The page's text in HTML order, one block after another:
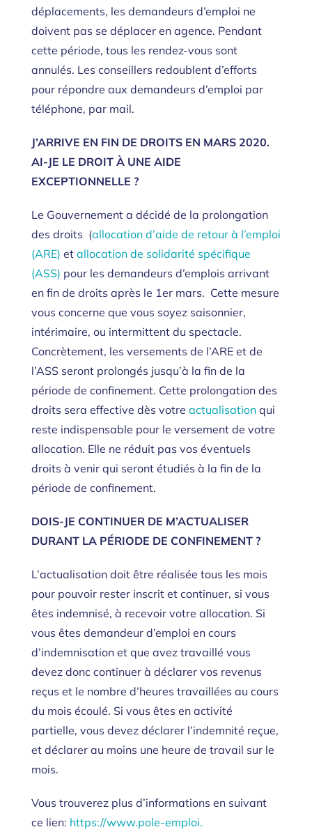
déplacements, les demandeurs d’emploi ne
doivent pas se déplacer en agence. Pendant
cette période, tous les rendez-vous sont
annulés. Les conseillers redoublent d’efforts
pour répondre aux demandeurs d’emploi par
téléphone, par mail.
J’ARRIVE EN FIN DE DROITS EN MARS 2020.
AI-JE LE DROIT À UNE AIDE
EXCEPTIONNELLE ?
Le Gouvernement a décidé de la prolongation
des droits (allocation d’aide de retour à l’emploi
(ARE) et allocation de solidarité spécifique
(ASS) pour les demandeurs d’emplois arrivant
en fin de droits après le 1er mars. Cette mesure
vous concerne que vous soyez saisonnier,
intérimaire, ou intermittent du spectacle.
Concrètement, les versements de l’ARE et de
l’ASS seront prolongés jusqu’à la fin de la
période de confinement. Cette prolongation des
droits sera effective dès votre actualisationqui
reste indispensable pour le versement de votre
allocation. Elle ne réduit pas vos éventuels
droits à venir qui seront étudiés à la fin de la
période de confinement.
DOIS-JE CONTINUER DE M’ACTUALISER
DURANT LA PÉRIODE DE CONFINEMENT ?
L’actualisation doit être réalisée tous les mois
pour pouvoir rester inscrit et continuer, si vous
êtes indemnisé, à recevoir votre allocation. Si
vous êtes demandeur d’emploi en cours
d’indemnisation et que avez travaillé vous
devez donc continuer à déclarer vos revenus
reçus et le nombre d’heures travaillées au cours
du mois écoulé. Si vous êtes en activité
partielle, vous devez déclarer l’indemnité reçue,
et déclarer au moins une heure de travail sur le
mois.
Vous trouverez plus d’informations en suivant
ce lien: https://www.pole-emploi.